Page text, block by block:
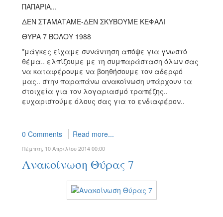
ΠΑΠΑΡΙΑ...
ΔΕΝ ΣΤΑΜΑΤΑΜΕ-ΔΕΝ ΣΚΥΒΟΥΜΕ ΚΕΦΑΛΙ
ΘΥΡΑ 7 ΒΟΛΟΥ 1988
*μάγκες είχαμε συνάντηση απόψε για γνωστό
θέμα.. ελπίζουμε με τη συμπαράσταση όλων σας
να καταφέρουμε να βοηθήσουμε τον αδερφό
μας.. στην παραπάνω ανακοίνωση υπάρχουν τα
στοιχεία για τον λογαριασμό τραπέζης..
ευχαριστούμε όλους σας για το ενδιαφέρον..
0 Comments Read more...
Πέμπτη, 10 Απριλίου 2014 00:00
Ανακοίνωση Θύρας 7